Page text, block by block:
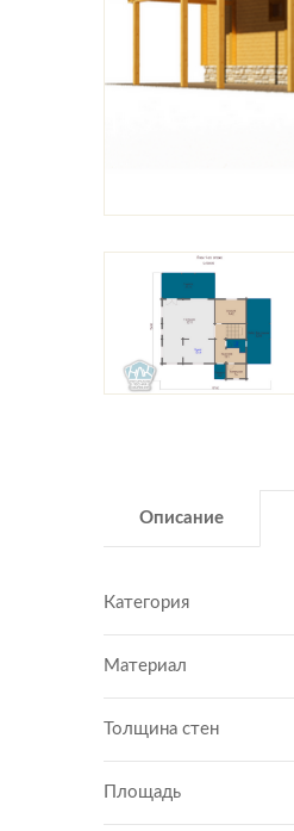
Описание
Категория
Материал
Толщина стен
Площадь